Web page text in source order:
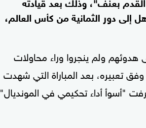
دور الثمانية من كأس العالم،
هدوئهم ولم ينجروا وراء محاولات
وفق تعبيره، بعد المباراة التي شهدت
"أسوأ أداء تحكيمي في المونديال"